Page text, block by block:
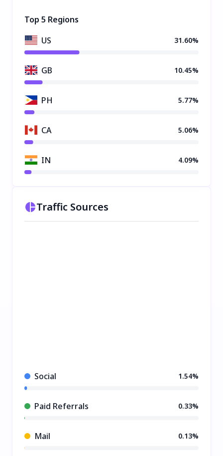
Top 5 Regions
US
31.60%
GB 10.45%
PH 5.77%
CA 5.06%
IN 4.09%
Traffic Sources
Social 1.54%
Paid Referrals 0.33%
Mail 0.13%